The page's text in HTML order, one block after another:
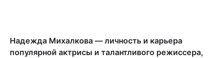
Надежда Михалкова — личность и карьера
популярной актрисы и талантливого режиссера,